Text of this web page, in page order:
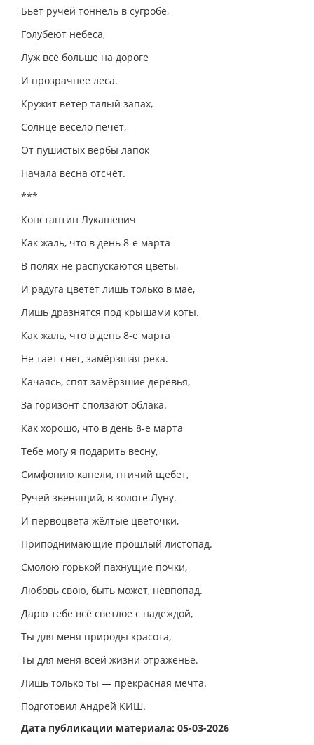
Бьёт ручей тоннель в сугробе,
Голубеют небеса,
Луж всё больше на дороге
И прозрачнее леса.
Кружит ветер талый запах,
Солнце весело печёт,
От пушистых вербы лапок
Начала весна отсчёт.
***
Константин Лукашевич
Как жаль, что в день 8-е марта
В полях не распускаются цветы,
И радуга цветёт лишь только в мае,
Лишь дразнятся под крышами коты.
Как жаль, что в день 8-е марта
Не тает снег, замёрзшая река.
Качаясь, спят замёрзшие деревья,
За горизонт сползают облака.
Как хорошо, что в день 8-е марта
Тебе могу я подарить весну,
Симфонию капели, птичий щебет,
Ручей звенящий, в золоте Луну.
И первоцвета жёлтые цветочки,
Приподнимающие прошлый листопад.
Смолою горькой пахнущие почки,
Любовь свою, быть может, невпопад.
Дарю тебе всё светлое с надеждой,
Ты для меня природы красота,
Ты для меня всей жизни отраженье.
Лишь только ты — прекрасная мечта.
Подготовил Андрей КИШ.
Дата публикации материала: 05-03-2026